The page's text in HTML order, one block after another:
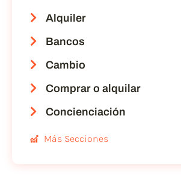
Alquiler
Bancos
Cambio
Comprar o alquilar
Concienciación
Más Secciones